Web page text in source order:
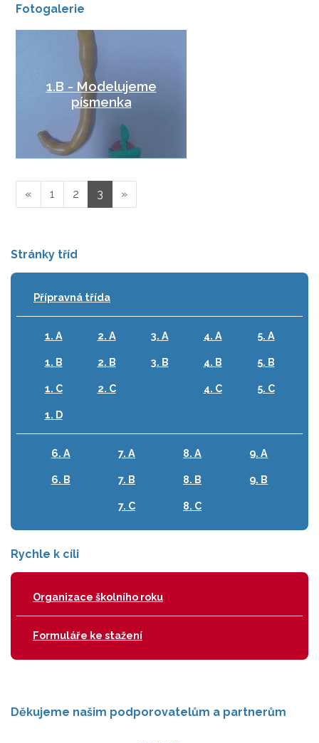
Fotogalerie
1.B - Modelujeme
písmenka
« 1 2 3 »
Stránky tříd
Přípravná třída
1. A
1. B
1. C
1. D
2. A
2. B
2. C
3. A
3. B
4. A
4. B
4. C
5. A
5. B
5. C
6. A
6. B
7. A
7. B
7. C
8. A
8. B
8. C
9. A
9. B
Rychle k cíli
Organizace školního roku
Formuláře ke stažení
Děkujeme našim podporovatelům a partnerům